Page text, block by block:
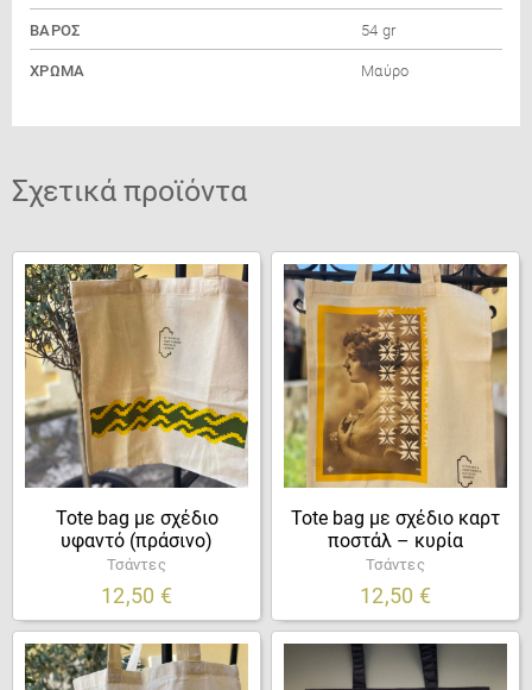
ΒΑΡΟΣ 54 gr
ΧΡΩΜΑ Μαύρο
Σχετικά προϊόντα
Tote bag με σχέδιο
υφαντό (πράσινο)
Τσάντες
12,50 €
Tote bag με σχέδιο καρτ
ποστάλ – κυρία
Τσάντες
12,50 €